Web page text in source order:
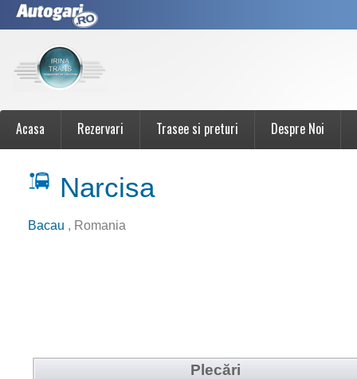
Acasa Rezervari Trasee si preturi Despre Noi
Narcisa
Bacau , Romania
Plecări